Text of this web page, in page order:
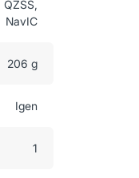
QZSS,
NavIC
206 g
Igen
1